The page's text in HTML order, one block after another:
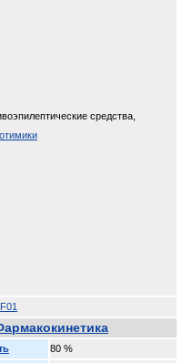
средства,
80 %